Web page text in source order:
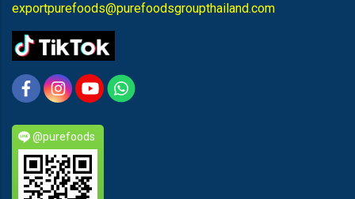
exportpurefoods@purefoodsgroupthailand.com
@purefoods